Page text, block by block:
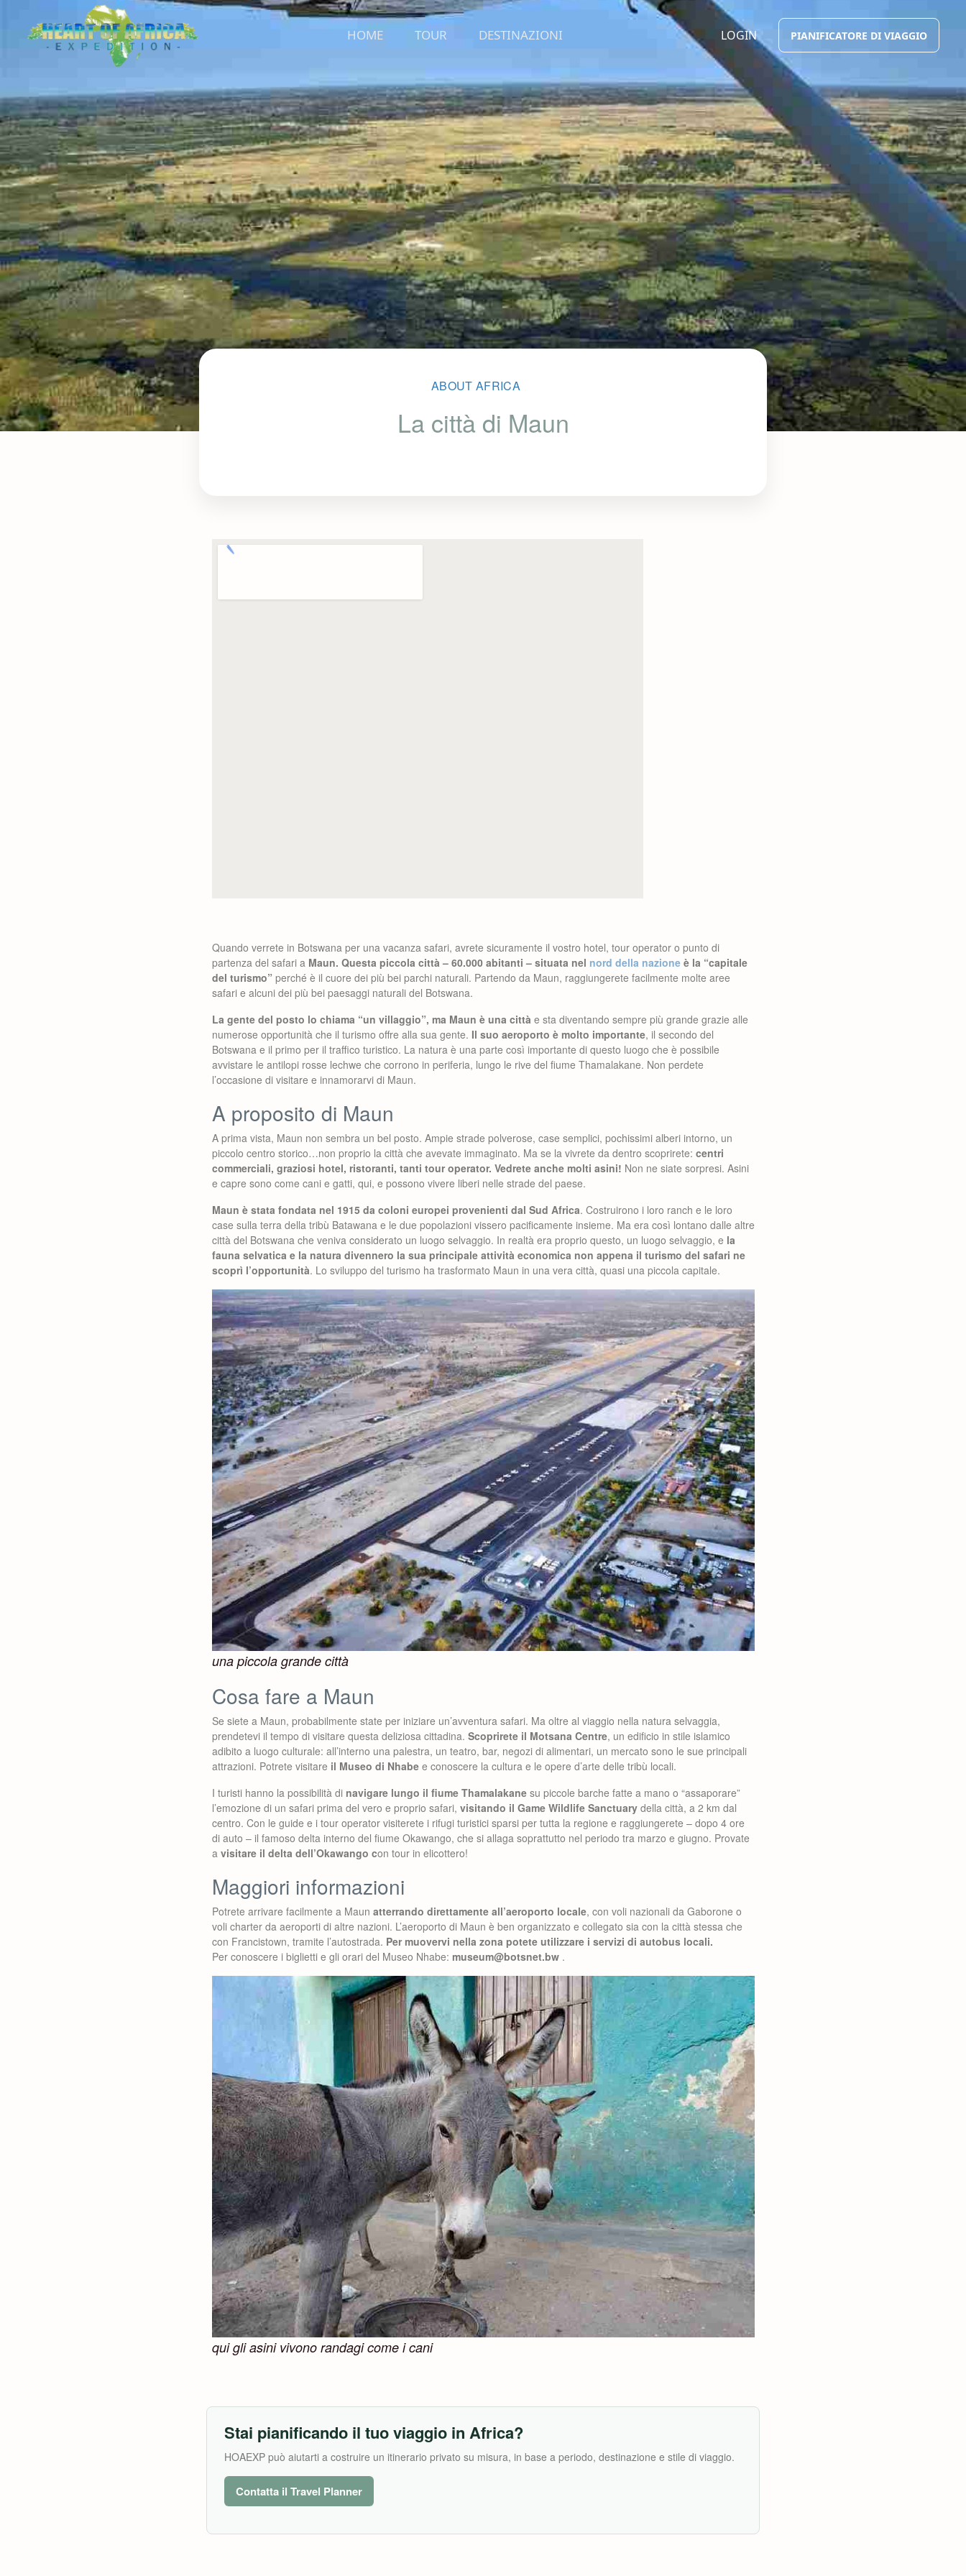
HOME TOUR DESTINAZIONI LOGIN PIANIFICATORE DI VIAGGIO
ABOUT AFRICA
La città di Maun
Quando verrete in Botswana per una vacanza safari, avrete sicuramente il vostro hotel, tour operator o punto di
partenza del safari a Maun. Questa piccola città – 60.000 abitanti – situata nel nord della nazione è la “capitale
del turismo” perché è il cuore dei più bei parchi naturali. Partendo da Maun, raggiungerete facilmente molte aree
safari e alcuni dei più bei paesaggi naturali del Botswana.
La gente del posto lo chiama “un villaggio”, ma Maun è una città e sta diventando sempre più grande grazie alle
numerose opportunità che il turismo offre alla sua gente. Il suo aeroporto è molto importante, il secondo del
Botswana e il primo per il traffico turistico. La natura è una parte così importante di questo luogo che è possibile
avvistare le antilopi rosse lechwe che corrono in periferia, lungo le rive del fiume Thamalakane. Non perdete
l’occasione di visitare e innamorarvi di Maun.
A proposito di Maun
A prima vista, Maun non sembra un bel posto. Ampie strade polverose, case semplici, pochissimi alberi intorno, un
piccolo centro storico…non proprio la città che avevate immaginato. Ma se la vivrete da dentro scoprirete: centri
commerciali, graziosi hotel, ristoranti, tanti tour operator. Vedrete anche molti asini! Non ne siate sorpresi. Asini
e capre sono come cani e gatti, qui, e possono vivere liberi nelle strade del paese.
Maun è stata fondata nel 1915 da coloni europei provenienti dal Sud Africa. Costruirono i loro ranch e le loro
case sulla terra della tribù Batawana e le due popolazioni vissero pacificamente insieme. Ma era così lontano dalle altre
città del Botswana che veniva considerato un luogo selvaggio. In realtà era proprio questo, un luogo selvaggio, e la
fauna selvatica e la natura divennero la sua principale attività economica non appena il turismo del safari ne
scoprì l’opportunità. Lo sviluppo del turismo ha trasformato Maun in una vera città, quasi una piccola capitale.
una piccola grande città
Cosa fare a Maun
Se siete a Maun, probabilmente state per iniziare un’avventura safari. Ma oltre al viaggio nella natura selvaggia,
prendetevi il tempo di visitare questa deliziosa cittadina. Scoprirete il Motsana Centre, un edificio in stile islamico
adibito a luogo culturale: all’interno una palestra, un teatro, bar, negozi di alimentari, un mercato sono le sue principali
attrazioni. Potrete visitare il Museo di Nhabe e conoscere la cultura e le opere d’arte delle tribù locali.
I turisti hanno la possibilità di navigare lungo il fiume Thamalakane su piccole barche fatte a mano o “assaporare”
l’emozione di un safari prima del vero e proprio safari, visitando il Game Wildlife Sanctuary della città, a 2 km dal
centro. Con le guide e i tour operator visiterete i rifugi turistici sparsi per tutta la regione e raggiungerete – dopo 4 ore
di auto – il famoso delta interno del fiume Okawango, che si allaga soprattutto nel periodo tra marzo e giugno. Provate
a visitare il delta dell’Okawango con tour in elicottero!
Maggiori informazioni
Potrete arrivare facilmente a Maun atterrando direttamente all’aeroporto locale, con voli nazionali da Gaborone o
voli charter da aeroporti di altre nazioni. L’aeroporto di Maun è ben organizzato e collegato sia con la città stessa che
con Francistown, tramite l’autostrada. Per muovervi nella zona potete utilizzare i servizi di autobus locali.
Per conoscere i biglietti e gli orari del Museo Nhabe: museum@botsnet.bw .
qui gli asini vivono randagi come i cani
Stai pianificando il tuo viaggio in Africa?
HOAEXP può aiutarti a costruire un itinerario privato su misura, in base a periodo, destinazione e stile di viaggio.
Contatta il Travel Planner